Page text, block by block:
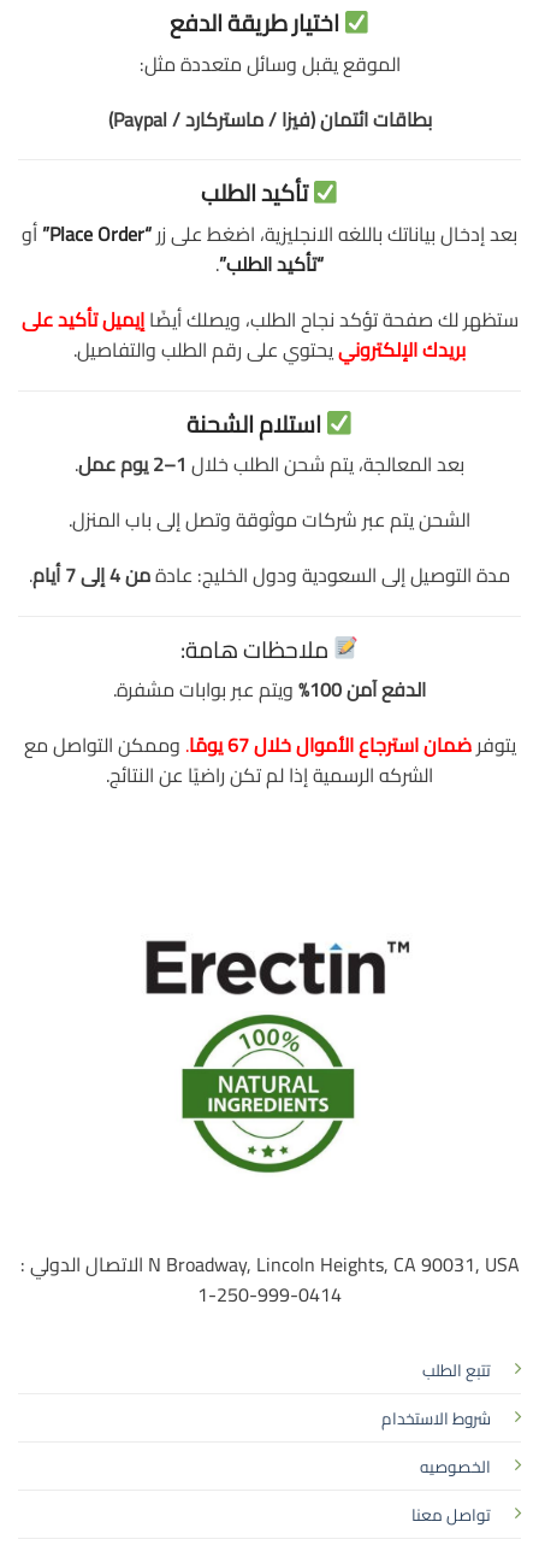
اختيار طريقة الدفع
الموقع يقبل وسائل متعددة مثل:
بطاقات ائتمان (فيزا / ماستركارد / Paypal)
تأكيد الطلب
بعد إدخال بياناتك باللغه الانجليزية، اضغط على زر“Place Order”
أو
“تأكيد الطلب”.
ستظهر لك صفحة تؤكد نجاح الطلب، ويصلك أيضًاإيميل تأكيد على
بريدك الإلكترونييحتوي على رقم الطلب والتفاصيل.
استلام الشحنة
بعد المعالجة، يتم شحن الطلب خلال 1–2 يوم عمل
.
الشحن يتم عبر شركات موثوقة وتصل إلى باب المنزل.
مدة التوصيل إلى السعودية ودول الخليج: عادةمن 4 إلى 7 أيام .
ملاحظات هامة:
الدفع آمن 100%
ويتم عبر بوابات مشفرة.
يتوفرضمان استرجاع الأموال خلال 67 يومًا . وممكن التواصل مع
الشركه الرسمية إذا لم تكن راضيًا عن النتائج.
تتبع الطلب
شروط الاستخدام
الخصوصيه
تواصل معنا
N Broadway, Lincoln Heights, CA 90031, USA الاتصال الدولي :
0414-999-250-1